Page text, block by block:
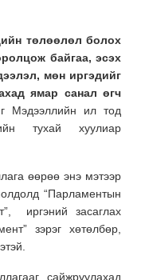
төлөөлөл болох
байгаа, эсэх
мөн иргэдийг
ямар санал өгч
Мэдээллийн ил тод
тухай хуулиар
өөрөө энэ мэтээр
“Парламентын
иргэний засаглах
зэрэг хөтөлбөр,
сайжруулахад